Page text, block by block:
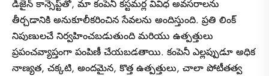
డిజైన్ కాన్సెప్ట్‌తో, మా కంపెనీ కస్టమర్ల వివిధ అవసరాలను
తీర్చడానికి అనుకూలీకరించిన సేవలను అందిస్తుంది. ప్రతి లింక్
నిపుణులచే నిర్వహించబడుతుంది మరియు ఉత్పత్తులు
ప్రపంచవ్యాప్తంగా పంపిణీ చేయబడతాయి. కంపెనీ ఎల్లప్పుడూ అధిక
నాణ్యత, చక్కటి, అందమైన, కొత్త ఉత్పత్తులు, చాలా పోటీతత్వ